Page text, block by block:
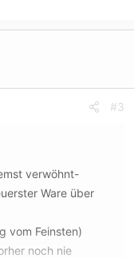
#3
verwöhnt-
Ware über
vom Feinsten)
noch nie